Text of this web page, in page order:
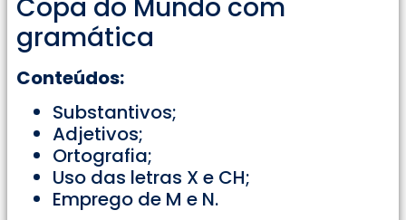
Copa do Mundo com
gramática
Conteúdos:
Substantivos;
Adjetivos;
Ortografia;
Uso das letras X e CH;
Emprego de M e N.